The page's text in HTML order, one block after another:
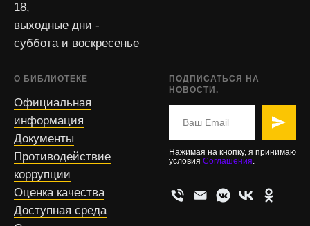
18,
выходные дни -
суббота и воскресенье
О БИБЛИОТЕКЕ
Официальная
информация
Документы
Противодействие
коррупции
Оценка качества
Доступная среда
ПОДПИСАТЬСЯ НА
НОВОСТИ.
Нажимая на кнопку, я принимаю
условия Соглашения.